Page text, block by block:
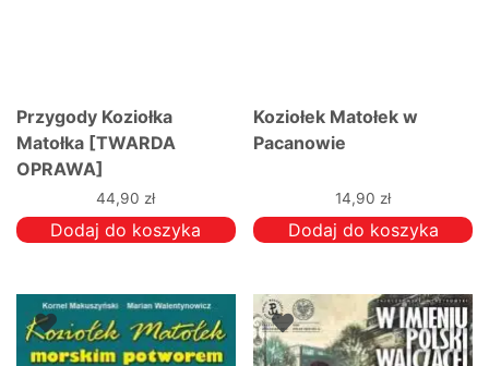
Przygody Koziołka
Matołka [TWARDA
OPRAWA]
44,90 zł
Dodaj do koszyka
Koziołek Matołek w
Pacanowie
14,90 zł
Dodaj do koszyka